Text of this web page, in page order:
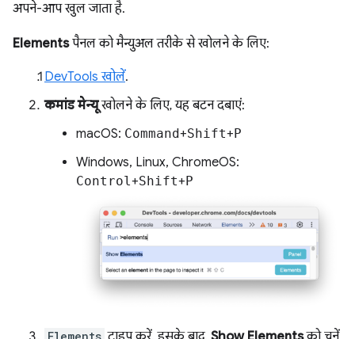
अपने-आप खुल जाता है.
Elementsपैनल को मैन्युअल तरीके से खोलने के लिए:
DevTools खोलें.
कमांड मेन्यूखोलने के लिए, यह बटन दबाएं:
macOS: Command+Shift+P
Windows, Linux, ChromeOS:
Control+Shift+P
Elements